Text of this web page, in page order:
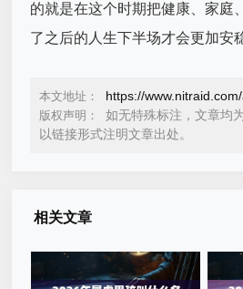
的就是在这个时期把健康、家庭
了之后的人生下半场才会更加安
本文地址： https://
版权声明：
如无特殊标注，文章均
以链接形式注明文章出处。
相关文章